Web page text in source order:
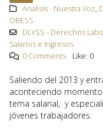
Análisis - Nuestra Voz,
OBESS
DLYSS - Derechos
Salarios e Ingresos
0 Comments
Like: 0
Saliendo del 2013 y
aconteciendo
tema salarial, y
jóvenes trabajadores.